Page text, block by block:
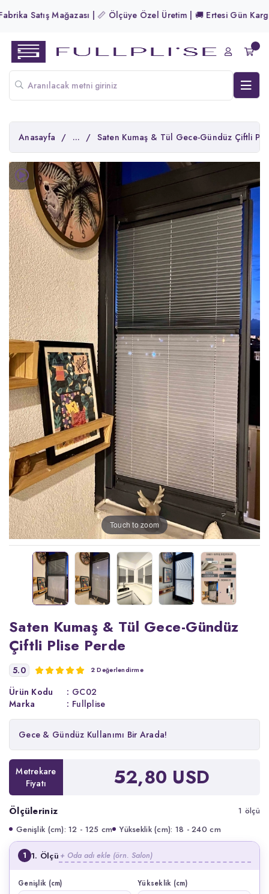
Satış Mağazası | 📏 Ölçüye Özel Üretim | 🚚 Ertesi Gün
Anasayfa / ... / Saten Kumaş & Tül Gece-Gündüz Çiftli
Touch to zoom
Saten Kumaş & Tül Gece-Gündüz
Çiftli Plise Perde
5.0 2 Değerlendirme
Ürün Kodu : GC02
Marka
: Fullplise
Gece & Gündüz Kullanımı Bir Arada!
Metrekare
Fiyatı
52,80 USD
Ölçüleriniz 1 ölçü
Genişlik (cm): 12 - 125 cm Yükseklik (cm): 18 - 240 cm
1 1. Ölçü
Genişlik (cm) Yükseklik (cm)